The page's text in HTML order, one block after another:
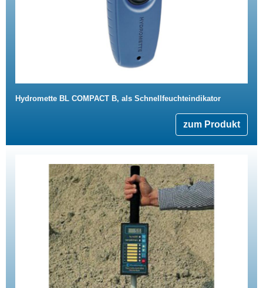
Hydromette BL COMPACT B, als Schnellfeuchteindikator
zum Produkt